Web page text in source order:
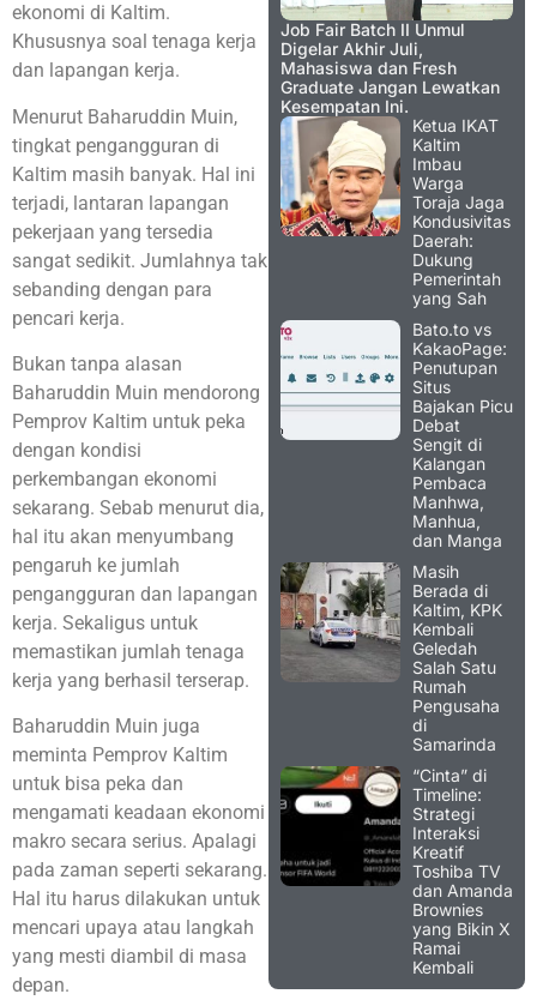
ekonomi di Kaltim.
Khususnya soal tenaga kerja
dan lapangan kerja.
Menurut Baharuddin Muin,
tingkat pengangguran di
Kaltim masih banyak. Hal ini
terjadi, lantaran lapangan
pekerjaan yang tersedia
sangat sedikit. Jumlahnya tak
sebanding dengan para
pencari kerja.
Bukan tanpa alasan
Baharuddin Muin mendorong
Pemprov Kaltim untuk peka
dengan kondisi
perkembangan ekonomi
sekarang. Sebab menurut dia,
hal itu akan menyumbang
pengaruh ke jumlah
pengangguran dan lapangan
kerja. Sekaligus untuk
memastikan jumlah tenaga
kerja yang berhasil terserap.
Baharuddin Muin juga
meminta Pemprov Kaltim
untuk bisa peka dan
mengamati keadaan ekonomi
makro secara serius. Apalagi
pada zaman seperti sekarang.
Hal itu harus dilakukan untuk
mencari upaya atau langkah
yang mesti diambil di masa
depan.
Job Fair Batch II Unmul
Digelar Akhir Juli,
Mahasiswa dan Fresh
Graduate Jangan Lewatkan
Kesempatan Ini.
Ketua IKAT
Kaltim
Imbau
Warga
Toraja Jaga
Kondusivitas
Daerah:
Dukung
Pemerintah
yang Sah
Bato.to vs
KakaoPage:
Penutupan
Situs
Bajakan Picu
Debat
Sengit di
Kalangan
Pembaca
Manhwa,
Manhua,
dan Manga
Masih
Berada di
Kaltim, KPK
Kembali
Geledah
Salah Satu
Rumah
Pengusaha
di
Samarinda
“Cinta” di
Timeline:
Strategi
Interaksi
Kreatif
Toshiba TV
dan Amanda
Brownies
yang Bikin X
Ramai
Kembali